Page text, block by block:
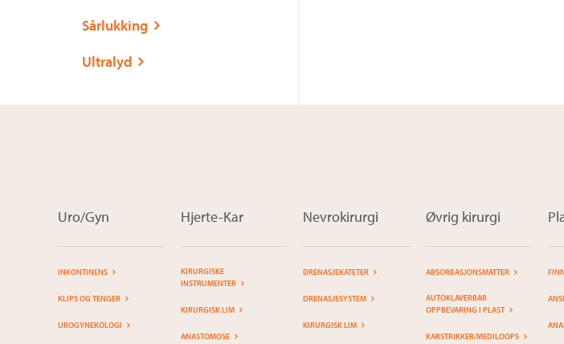
Sårlukking
Ultralyd
Uro/Gyn
INKONTINENS
KLIPS OG TENGER
UROGYNEKOLOGI
Hjerte-Kar
KIRURGISKE
INSTRUMENTER
KIRURGISK LIM
ANASTOMOSE
Nevrokirurgi
DRENASJEKATETER
DRENASJESYSTEM
KIRURGISK LIM
Øvrig kirurgi
ABSORBASJONSMATTER
AUTOKLAVERBAR
OPPBEVARING I PLAST
KARSTRIKKER/MEDILOOPS